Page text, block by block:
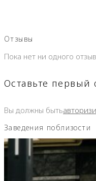
Отзывы
Пока нет ни одного
Оставьте первый
Вы должны быть
Заведения поблизости